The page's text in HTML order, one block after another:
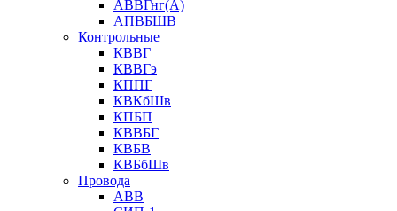
АВВГнг(А)
АПВБШВ
Контрольные
КВВГ
КВВГэ
КППГ
КВКбШв
КПБП
КВВБГ
КВБВ
КВБбШв
Провода
АВВ